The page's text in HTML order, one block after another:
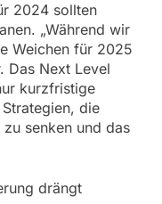
2024 sollten
„Während wir
Weichen für 2025
Das Next Level
kurzfristige
die
senken und das
drängt